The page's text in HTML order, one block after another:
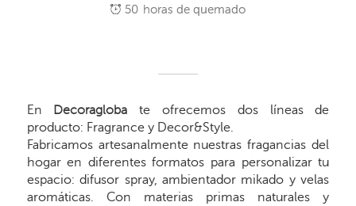
50 horas de quemado
En Decoragloba te ofrecemos dos líneas de
producto: Fragrance y Decor&Style.
Fabricamos artesanalmente nuestras fragancias del
hogar en diferentes formatos para personalizar tu
espacio: difusor spray, ambientador mikado y velas
aromáticas. Con materias primas naturales y